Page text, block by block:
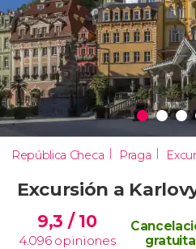
República Checa Praga
Excursión a
9,3 / 10
4.096 opiniones
gratuita